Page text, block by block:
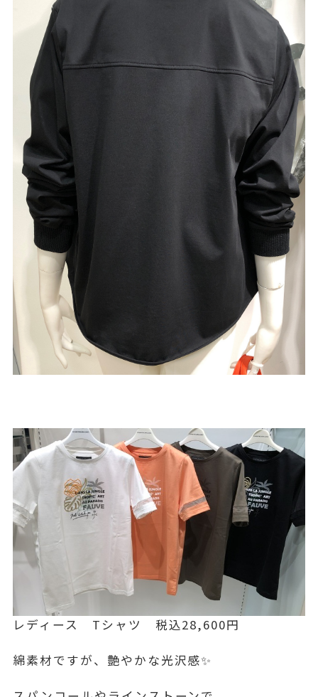
レディース Tシャツ 税込28,600円
綿素材ですが、艶やかな光沢感✨